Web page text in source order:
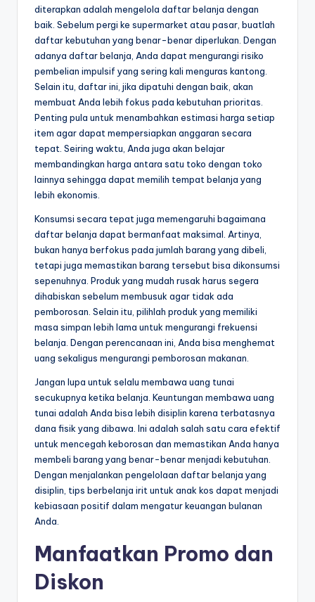
diterapkan adalah mengelola daftar belanja dengan
baik. Sebelum pergi ke supermarket atau pasar, buatlah
daftar kebutuhan yang benar-benar diperlukan. Dengan
adanya daftar belanja, Anda dapat mengurangi risiko
pembelian impulsif yang sering kali menguras kantong.
Selain itu, daftar ini, jika dipatuhi dengan baik, akan
membuat Anda lebih fokus pada kebutuhan prioritas.
Penting pula untuk menambahkan estimasi harga setiap
item agar dapat mempersiapkan anggaran secara
tepat. Seiring waktu, Anda juga akan belajar
membandingkan harga antara satu toko dengan toko
lainnya sehingga dapat memilih tempat belanja yang
lebih ekonomis.
Konsumsi secara tepat juga memengaruhi bagaimana
daftar belanja dapat bermanfaat maksimal. Artinya,
bukan hanya berfokus pada jumlah barang yang dibeli,
tetapi juga memastikan barang tersebut bisa dikonsumsi
sepenuhnya. Produk yang mudah rusak harus segera
dihabiskan sebelum membusuk agar tidak ada
pemborosan. Selain itu, pilihlah produk yang memiliki
masa simpan lebih lama untuk mengurangi frekuensi
belanja. Dengan perencanaan ini, Anda bisa menghemat
uang sekaligus mengurangi pemborosan makanan.
Jangan lupa untuk selalu membawa uang tunai
secukupnya ketika belanja. Keuntungan membawa uang
tunai adalah Anda bisa lebih disiplin karena terbatasnya
dana fisik yang dibawa. Ini adalah salah satu cara efektif
untuk mencegah keborosan dan memastikan Anda hanya
membeli barang yang benar-benar menjadi kebutuhan.
Dengan menjalankan pengelolaan daftar belanja yang
disiplin, tips berbelanja irit untuk anak kos dapat menjadi
kebiasaan positif dalam mengatur keuangan bulanan
Anda.
Manfaatkan Promo dan
Diskon